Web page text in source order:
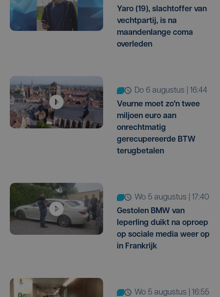
Yaro (19), slachtoffer van
vechtpartij, is na
maandenlange coma
overleden
do 6 augustus | 16:44
Veurne moet zo'n twee
miljoen euro aan
onrechtmatig
gerecupereerde BTW
terugbetalen
wo 5 augustus | 17:40
Gestolen BMW van
Ieperling duikt na oproep
op sociale media weer op
in Frankrijk
wo 5 augustus | 16:55